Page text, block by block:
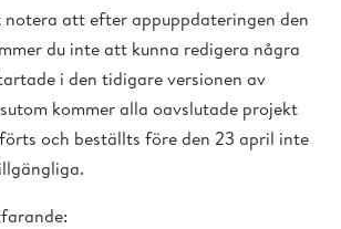
att efter appuppdateringen den
du inte att kunna redigera några
i den tidigare versionen av
kommer alla oavslutade projekt
och beställts före den 23 april inte